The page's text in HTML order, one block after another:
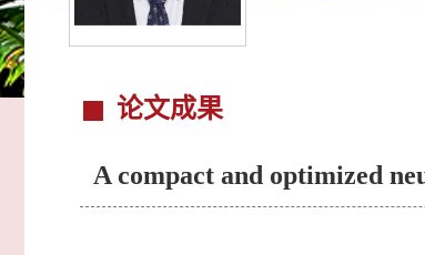
论文成果
A compact and optimized